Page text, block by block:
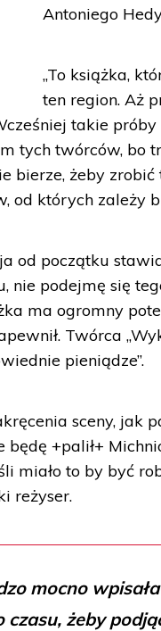
Antoniego
„To książka,
ten region. Aż
takie
tych twórców, bo
żeby zrobić
od których zależy
od początku
nie podejmę się
ma ogromny
Twórca
pieniądze”.
sceny, jak
będę +palił+
miało to by być
reżyser.
mocno
czasu, żeby